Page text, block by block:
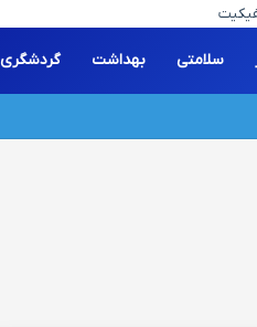
سلامتی بهداشت گردشگری